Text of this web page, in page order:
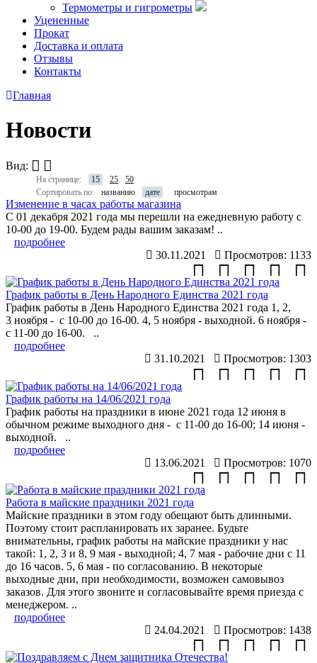
Термометры и гигрометры
Уцененные
Прокат
Доставка и оплата
Отзывы
Контакты
Главная
Новости
Вид:
На странице: 15 25
50
Сортировать по:
названию дате просмотрам
Изменение в часах работы магазина
С 01 декабря 2021 года мы перешли на ежедневную работу с
10-00 до 19-00. Будем рады вашим заказам! ..
подробнее
30.11.2021
Просмотров: 1133
График работы в День Народного Единства 2021 года
График работы в День Народного Единства 2021 года 1, 2,
3 ноября - с 10-00 до 16-00. 4, 5 ноября - выходной. 6 ноября -
с 11-00 до 16-00. ..
подробнее
31.10.2021
Просмотров: 1303
График работы на 14/06/2021 года
График работы на праздники в июне 2021 года 12 июня в
обычном режиме выходного дня - с 11-00 до 16-00; 14 июня -
выходной. ..
подробнее
13.06.2021
Просмотров: 1070
Работа в майские праздники 2021 года
Майские праздники в этом году обещают быть длинными.
Поэтому стоит распланировать их заранее. Будьте
внимательны, график работы на майские праздники у нас
такой: 1, 2, 3 и 8, 9 мая - выходной; 4, 7 мая - рабочие дни с 11
до 16 часов. 5, 6 мая - по согласованию. В некоторые
выходные дни, при необходимости, возможен самовывоз
заказов. Для этого звоните и согласовывайте время приезда с
менеджером. ..
подробнее
24.04.2021
Просмотров: 1438